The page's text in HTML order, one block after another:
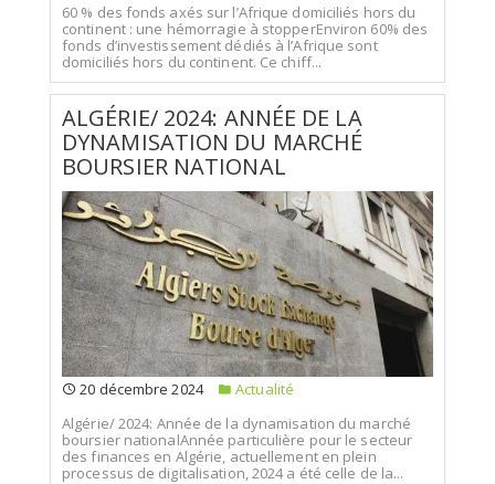
60 % des fonds axés sur l’Afrique domiciliés hors du
continent : une hémorragie à stopperEnviron 60% des
fonds d’investissement dédiés à l’Afrique sont
domiciliés hors du continent. Ce chiff...
ALGÉRIE/ 2024: ANNÉE DE LA
DYNAMISATION DU MARCHÉ
BOURSIER NATIONAL
20 décembre 2024
Actualité
Algérie/ 2024: Année de la dynamisation du marché
boursier nationalAnnée particulière pour le secteur
des finances en Algérie, actuellement en plein
processus de digitalisation, 2024 a été celle de la...